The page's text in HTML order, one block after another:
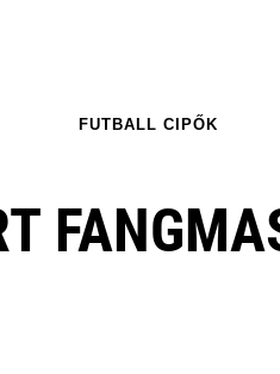
FUTBALL CIPŐK